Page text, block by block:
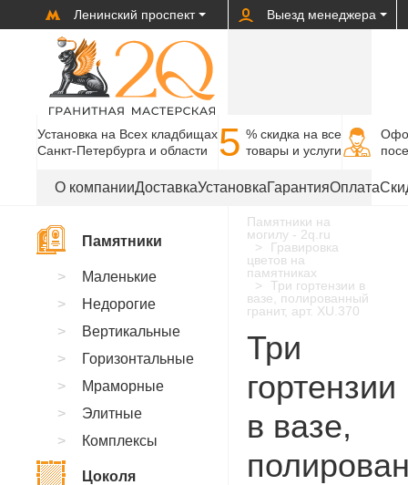
Ленинский проспект Выезд менеджера
Установка на Всех кладбищах
Санкт-Петербурга и области
5 % cкидка на все
товары и услуги
О компанииДоставкаУстановкаГарантияОплата
Памятники на
могилу - 2q.ru
Гравировка
цветов на
памятниках
Три гортензии в
вазе, полированный
гранит, арт. XU.370
Три
гортензии
в вазе,
Памятники
Маленькие
Недорогие
Вертикальные
Горизонтальные
Мраморные
Элитные
Комплексы
Цоколя